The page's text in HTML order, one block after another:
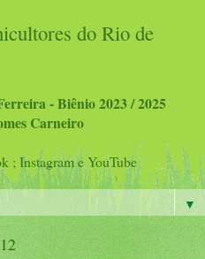
do Rio de
- Biênio 2023 / 2025
Carneiro
; Instagram e YouTube
▼